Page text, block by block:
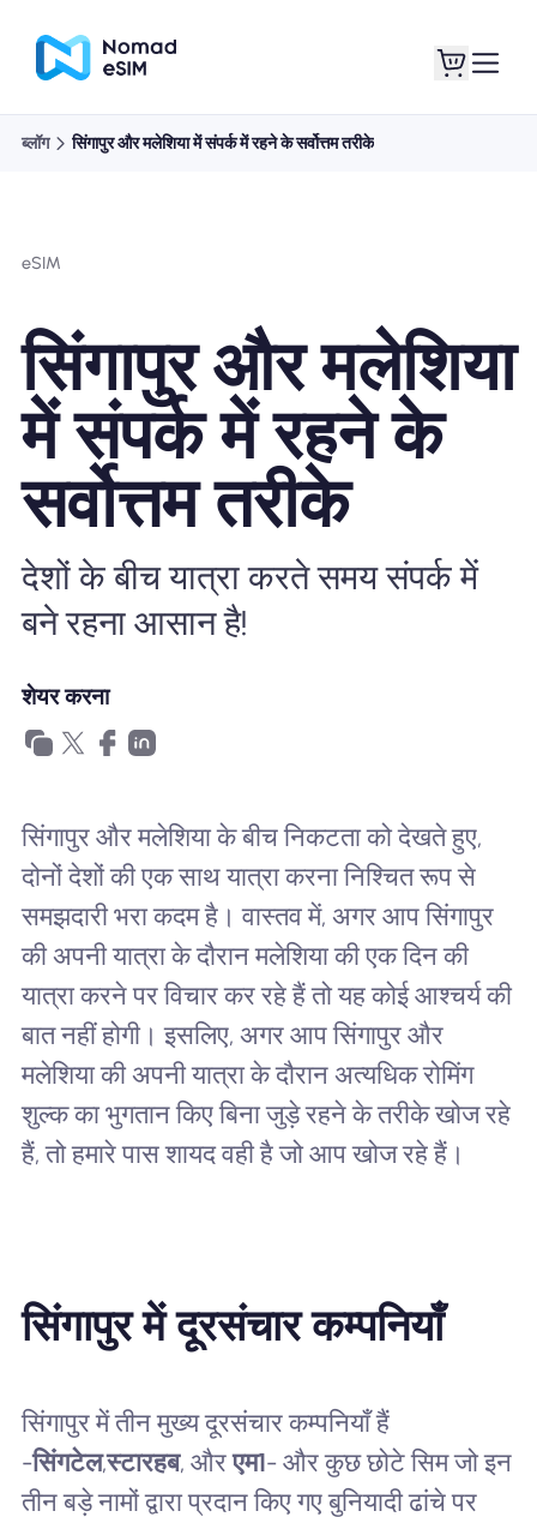
दुकान की योजना
ई-सिम के बारे में
खानाबदोश eSIM क्यों
व्यापार के लिए
ब्लॉग सिंगापुर और मलेशिया में संपर्क में रहने के सर्वोत्तम तरीके
eSIM
सिंगापुर और मलेशिया
में संपर्क में रहने के
सर्वोत्तम तरीके
देशों के बीच यात्रा करते समय संपर्क में
बने रहना आसान है!
शेयर करना
सिंगापुर और मलेशिया के बीच निकटता को देखते हुए,
दोनों देशों की एक साथ यात्रा करना निश्चित रूप से
समझदारी भरा कदम है। वास्तव में, अगर आप सिंगापुर
की अपनी यात्रा के दौरान मलेशिया की एक दिन की
यात्रा करने पर विचार कर रहे हैं तो यह कोई आश्चर्य की
बात नहीं होगी। इसलिए, अगर आप सिंगापुर और
मलेशिया की अपनी यात्रा के दौरान अत्यधिक रोमिंग
शुल्क का भुगतान किए बिना जुड़े रहने के तरीके खोज रहे
हैं, तो हमारे पास शायद वही है जो आप खोज रहे हैं।
सिंगापुर में दूरसंचार कम्पनियाँ
सिंगापुर में तीन मुख्य दूरसंचार कम्पनियाँ हैं
-सिंगटेल,स्टारहब, औरएम1- और कुछ छोटे सिम जो इन
तीन बड़े नामों द्वारा प्रदान किए गए बुनियादी ढांचे पर